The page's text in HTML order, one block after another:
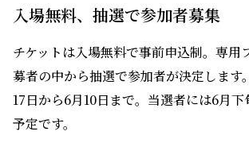
入場無料、抽選で参加者募集
チケットは入場無料で事前申込制。専用
募者の中から抽選で参加者が決定します
17日から6月10日まで。当選者には6月下
予定です。